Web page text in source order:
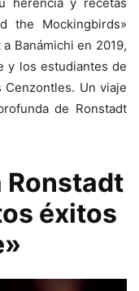
the Mockingbirds»
Banámichi en 2019,
y los estudiantes de
Un viaje
de Ronstadt
Ronstadt
éxitos